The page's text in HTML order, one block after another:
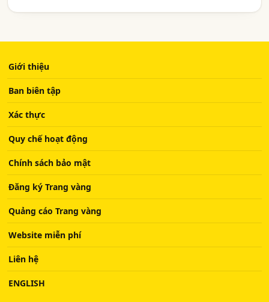
Giới thiệu
Ban biên tập
Xác thực
Quy chế hoạt động
Chính sách bảo mật
Đăng ký Trang vàng
Quảng cáo Trang vàng
Website miễn phí
Liên hệ
ENGLISH